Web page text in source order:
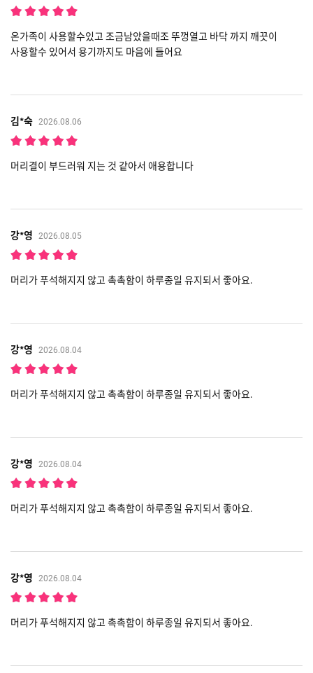
온가족이 사용할수있고 조금남았을때조 뚜껑열고 바닥 까지 깨끗이
사용할수 있어서 용기까지도 마음에 들어요
김*숙 2026.08.06
머리결이 부드러워 지는 것 같아서 애용합니다
강*영 2026.08.05
머리가 푸석해지지 않고 촉촉함이 하루종일 유지되서 좋아요.
강*영 2026.08.04
머리가 푸석해지지 않고 촉촉함이 하루종일 유지되서 좋아요.
강*영 2026.08.04
머리가 푸석해지지 않고 촉촉함이 하루종일 유지되서 좋아요.
강*영 2026.08.04
머리가 푸석해지지 않고 촉촉함이 하루종일 유지되서 좋아요.